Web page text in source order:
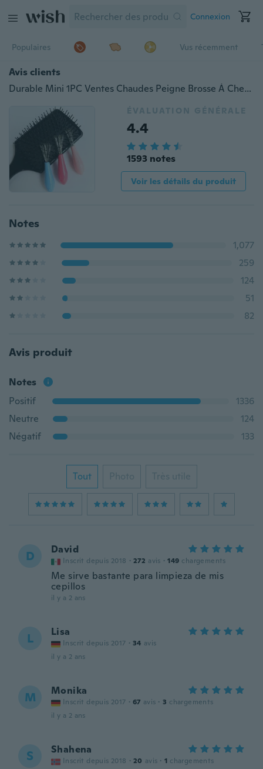
Connexion
Populaires Vus récemment
Avis clients
Durable Mini 1PC Ventes Chaudes Peigne Brosse À Cheveux Nettoyant Outil Intégré Salon Maison Couleur Essentielle Au Hasard
ÉVALUATION GÉNÉRALE
4.4
1593 notes
Voir les détails du produit
Notes
1,077
259
124
51
82
Avis produit
Notes
Positif
1336
Neutre
124
Négatif
133
Tout Photo Très utile
D David
Inscrit depuis 2018 · 272 avis · 149 chargements
Me sirve bastante para limpieza de mis
cepillos
il y a 2 ans
L Lisa
Inscrit depuis 2017 · 34 avis
il y a 2 ans
M Monika
Inscrit depuis 2017 · 67 avis · 3 chargements
il y a 2 ans
S Shahena
Inscrit depuis 2018 · 20 avis · 1 chargements